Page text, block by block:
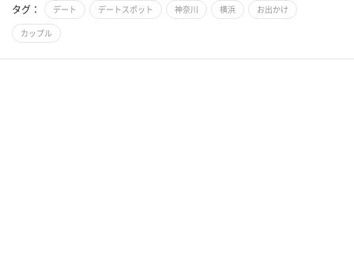
タグ： デート デートスポット 神奈川 横浜 お出かけ
カップル